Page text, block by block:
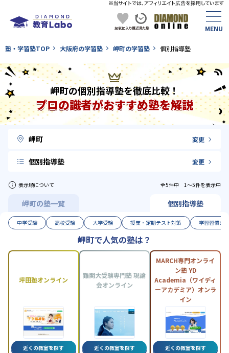
塾・学習塾TOP 大阪府の学習塾 岬町の学習塾 個別指導塾
岬町の個別指導塾を徹底比較！
プロの識者がおすすめ塾を解説
岬町 変更
個別指導塾 変更
表示順について 全5件中 1〜5件を表示中
岬町の塾一覧 個別指導塾
中学受験 高校受験 大学受験 授業・定期テスト対策 学習習慣の
岬町で人気の塾は？
坪田塾オンライン
近くの教室を探す
難関大受験専門塾 現論
会オンライン
近くの教室を探す
MARCH専門オンライ
ン塾 YD
Academia（ワイディ
ーアカデミア）オンラ
イン
近くの教室を探す